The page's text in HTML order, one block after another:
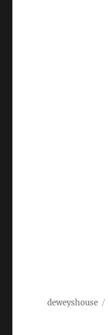
deweyshouse